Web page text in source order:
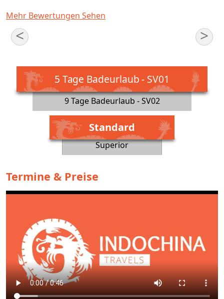
Mehr Bewertungen Sehen
< >
5 Tage Badeurlaub - SV01
9 Tage Badeurlaub - SV02
Standard
Superior
Termine & Preise